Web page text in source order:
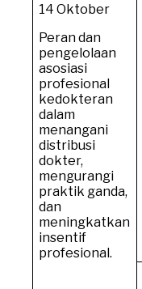
14 Oktober
Peran dan
pengelolaan
asosiasi
profesional
kedokteran
dalam
menangani
distribusi
dokter,
mengurangi
praktik ganda,
dan
meningkatkan
insentif
profesional.